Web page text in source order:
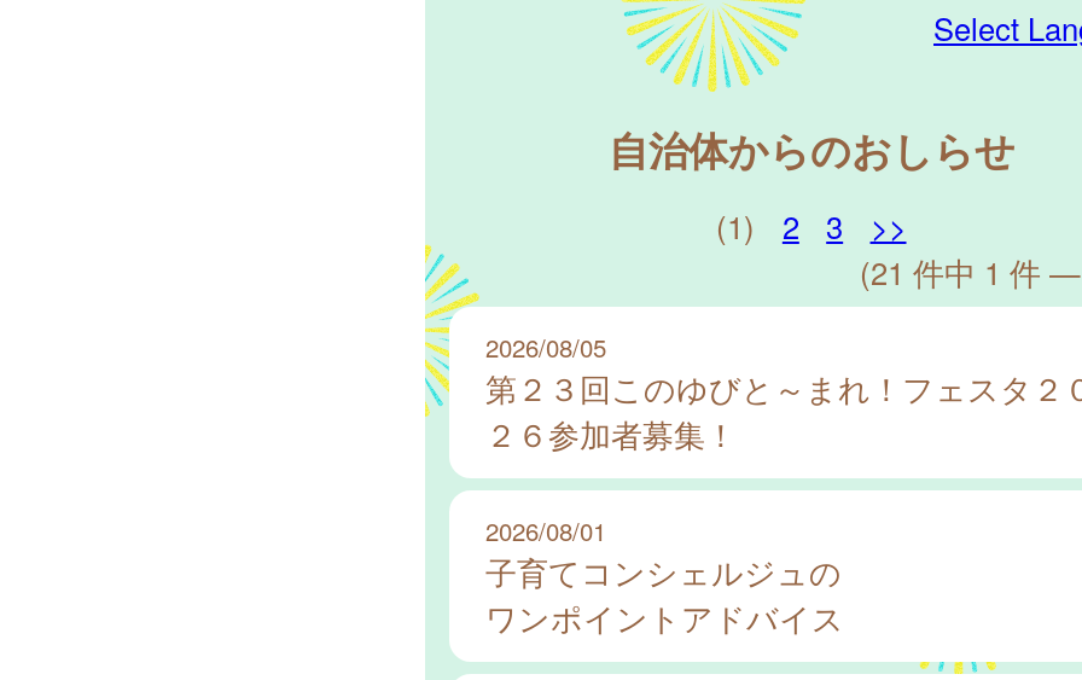
Select
自治体からのおしらせ
(1) 2 3
>>
(21 件中 1 件
2026/08/05
第２３回このゆびと～まれ！フェスタ２
２６参加者募集！
2026/08/01
子育てコンシェルジュの
ワンポイントアドバイス